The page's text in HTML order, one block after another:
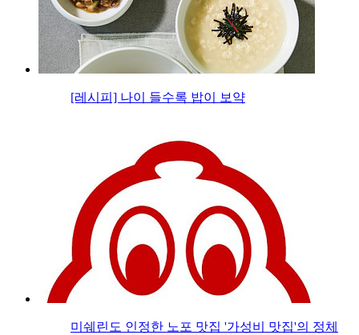
[레시피] 나이 들수록 밥이 보약
미쉐린도 인정한 노포 맛집 '가성비 맛집'의 정체